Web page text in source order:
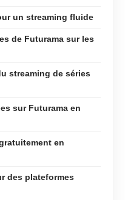
un streaming fluide
de Futurama sur les
streaming de séries
sur Futurama en
en
des plateformes